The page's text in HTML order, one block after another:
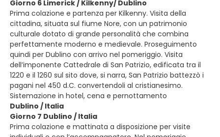
Giorno 6 Limerick / Kilkenny/ Dublino
Prima colazione e partenza per Kilkenny. Visita della
cittadina, situata sul fiume Nore, con un patrimonio
culturale dotato di grande personalità che combina
perfettamente moderno e medievale. Proseguimento
quindi per Dublino con arrivo nel pomeriggio. Visita
dell’imponente Cattedrale di San Patrizio, edificata tra il
1220 e il 1260 sul sito dove, si narra, San Patrizio battezzò i
pagani nel 450 d.C. convertendoli al cristianesimo.
Sistemazione in hotel, cena e pernottamento
Dublino / Italia
Giorno 7 Dublino / Italia
Prima colazione e mattinata a disposizione per visite